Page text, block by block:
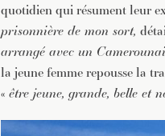
quotidien qui résument leur
prisonnière de mon sort,
arrangé avec un
la jeune femme repousse la
« être jeune, grande, belle et